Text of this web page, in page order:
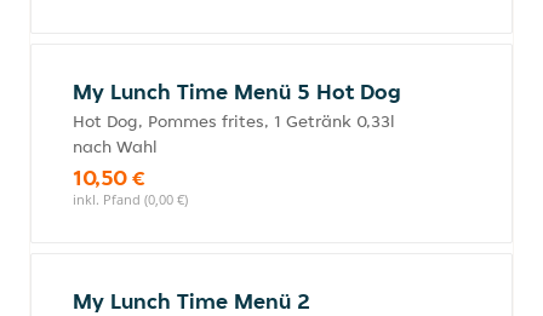
My Lunch Time Menü 5 Hot Dog
Hot Dog, Pommes frites, 1 Getränk 0,33l
nach Wahl
10,50 €
inkl. Pfand (0,00 €)
My Lunch Time Menü 2